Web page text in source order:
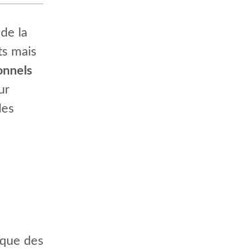
la
mais
des